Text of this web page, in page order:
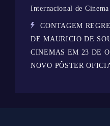
Internacional de
CONTAGEM
DE MAURICIO DE
CINEMAS EM 23 DE
NOVO PÔSTER